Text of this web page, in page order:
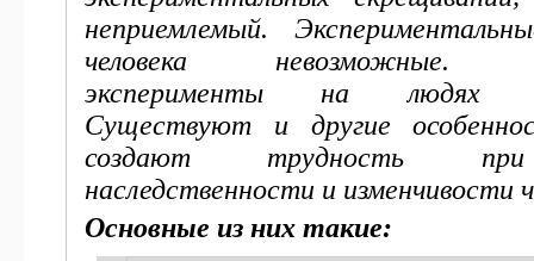
неприемлемый.
человека невозможные.
эксперименты на людях
Существуют и другие
создают трудность при
наследственности и изменчивости
Основные из них такие: